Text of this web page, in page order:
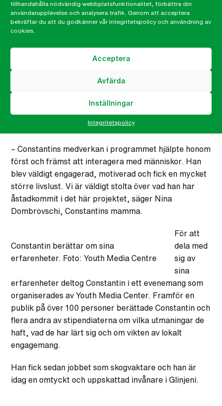
tillhandahålla nödvändig webbplatsfunktionalitet, förbättra din
användarupplevelse och analysera trafik. Genom att acceptera
bekräftar du att du godkänner vår integritetspolicy och användning av
cookies.
Acceptera
Avfärda
Inställningar
Integritetspolicy
trygga förhållanden och med social distansering.
– Jag är väldigt stolt över att jag har lyckats göra
Människorna i byn ser nu Constantin i ett nytt ljus.
funktionsvariation, utan som en ung man som är
kapabel till att förverkliga projekt som gagnar hela
– Constantins medverkan i programmet hjälpte honom
först och främst att interagera med människor. Han
blev väldigt engagerad, motiverad och fick en mycket
större livslust. Vi är väldigt stolta över vad han har
åstadkommit i det här projektet, säger Nina
Dombrovschi, Constantins mamma.
Constantin berättar om sina
erfarenheter. Foto: Youth Media Centre
För att
dela med
sig av
sina
erfarenheter deltog Constantin i ett evenemang som
organiserades av Youth Media Center. Framför en
publik på över 100 personer berättade Constantin och
flera andra av stipendiaterna om vilka utmaningar de
haft, vad de har lärt sig och om vikten av lokalt
engagemang.
Han fick sedan jobbet som skogvaktare och han är
idag en omtyckt och uppskattad invånare i Glinjeni.